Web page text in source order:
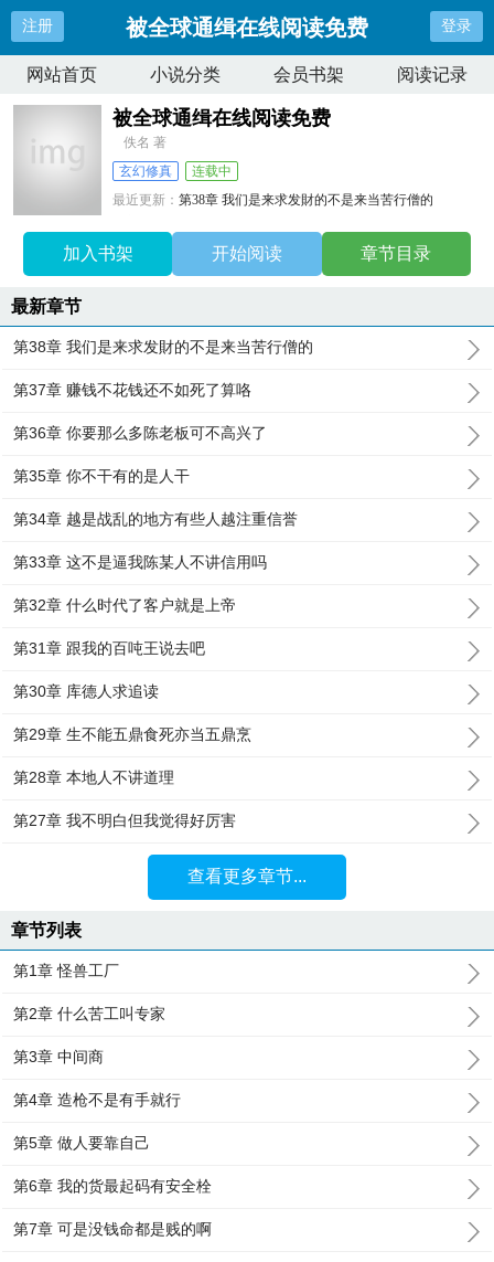
注册 被全球通缉在线阅读免费 登录
网站首页 小说分类 会员书架 阅读记录
被全球通缉在线阅读免费
佚名 著
玄幻修真
连载中
最近更新：第38章 我们是来求发財的不是来当苦行僧的
加入书架 开始阅读 章节目录
最新章节
第38章 我们是来求发財的不是来当苦行僧的
第37章 赚钱不花钱还不如死了算咯
第36章 你要那么多陈老板可不高兴了
第35章 你不干有的是人干
第34章 越是战乱的地方有些人越注重信誉
第33章 这不是逼我陈某人不讲信用吗
第32章 什么时代了客户就是上帝
第31章 跟我的百吨王说去吧
第30章 库德人求追读
第29章 生不能五鼎食死亦当五鼎烹
第28章 本地人不讲道理
第27章 我不明白但我觉得好厉害
查看更多章节...
章节列表
第1章 怪兽工厂
第2章 什么苦工叫专家
第3章 中间商
第4章 造枪不是有手就行
第5章 做人要靠自己
第6章 我的货最起码有安全栓
第7章 可是没钱命都是贱的啊